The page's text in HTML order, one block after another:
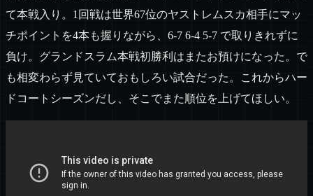
て本戦入り。1回戦は世界67位のヤストレムスカ相手にマッ
チポイントを4本も握りながら、6-7 6-4 5-7 で取りきれずに
負け。グランドスラム本戦初勝利はまたお預けになった。で
も相変わらず見ていておもしろい試合だった。これからハー
ドコートシーズンだし、そこでまた順位を上げてほしい。